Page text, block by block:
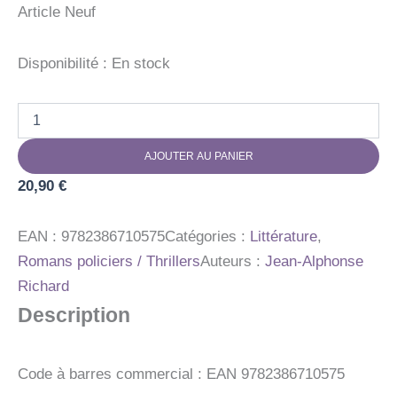
Article Neuf
Disponibilité : En stock
L'HEURE
DU
CRIME
COLD
CASES
AJOUTER AU PANIER
20,90 €
EAN : 9782386710575Catégories : Littérature,
Romans policiers / ThrillersAuteurs : Jean-Alphonse
Richard
Description
Code à barres commercial : EAN 9782386710575